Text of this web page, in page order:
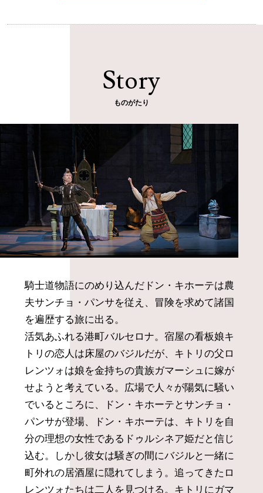
Story
ものがたり
騎士道物語にのめり込んだドン・キホーテは農
夫サンチョ・パンサを従え、冒険を求めて諸国
を遍歴する旅に出る。
活気あふれる港町バルセロナ。宿屋の看板娘キ
トリの恋人は床屋のバジルだが、キトリの父ロ
レンツォは娘を金持ちの貴族ガマーシュに嫁が
せようと考えている。広場で人々が陽気に騒い
でいるところに、ドン・キホーテとサンチョ・
パンサが登場、ドン・キホーテは、キトリを自
分の理想の女性であるドゥルシネア姫だと信じ
込む。しかし彼女は騒ぎの間にバジルと一緒に
町外れの居酒屋に隠れてしまう。追ってきたロ
レンツォたちは二人を見つける。キトリにガマ